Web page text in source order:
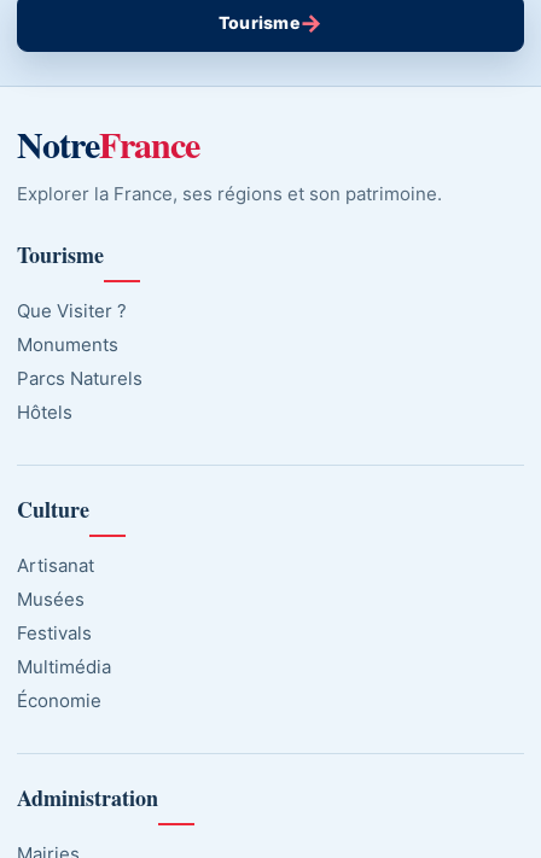
Tourisme→
NotreFrance
Explorer la France, ses régions et son patrimoine.
Tourisme
Que Visiter ?
Monuments
Parcs Naturels
Hôtels
Culture
Artisanat
Musées
Festivals
Multimédia
Économie
Administration
Mairies